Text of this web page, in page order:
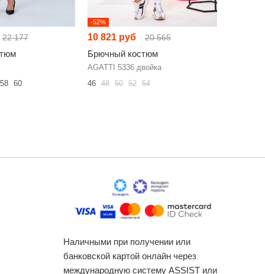
22 177
58 60
-52%
10 821 руб 20 565
Брючный костюм
AGATTI 5336 двойка
46 48 50 52 54
Наличными при получении или
банковской картой онлайн через
международную систему ASSIST или